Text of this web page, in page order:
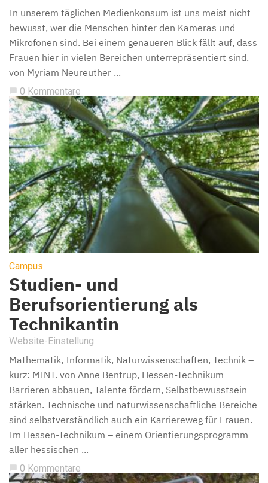
In unserem täglichen Medienkonsum ist uns meist nicht
bewusst, wer die Menschen hinter den Kameras und
Mikrofonen sind. Bei einem genaueren Blick fällt auf, dass
Frauen hier in vielen Bereichen unterrepräsentiert sind.
von Myriam Neureuther ...
0 Kommentare
Campus
Studien- und
Berufsorientierung als
Technikantin
Website-Einstellung
Mathematik, Informatik, Naturwissenschaften, Technik –
kurz: MINT. von Anne Bentrup, Hessen-Technikum
Barrieren abbauen, Talente fördern, Selbstbewusstsein
stärken. Technische und naturwissenschaftliche Bereiche
sind selbstverständlich auch ein Karriereweg für Frauen.
Im Hessen-Technikum – einem Orientierungsprogramm
aller hessischen ...
0 Kommentare